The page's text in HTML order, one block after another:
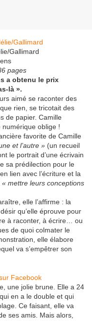
Gallimard
pages
a obtenu le prix
là ».
aimé se raconter des
rien, se tricotait des
de papier. Camille
oblige !
favorite de Camille
et l’autre » (un recueil
le portrait d’une écrivain
sa prédilection pour le
lien avec l’écriture et la
« mettre leurs conceptions
elle l’affirme : la
qu’elle éprouve pour
à raconter, à écrire… ou
de quoi colmater le
elle élabore
va s’empêtrer son
une jolie brune. Elle a 24
en a le double et qui
Ce faisant, elle va
ses amis. Mais alors,